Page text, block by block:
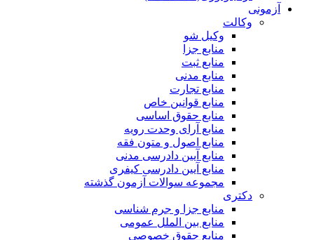
آزمونی
وکالت
وکیل شو
منابع جزا
منابع ثبت
منابع مدنی
منابع تجارت
منابع قوانین خاص
منابع حقوق اساسی
منابع آرای وحدت رویه
منابع اصول و متون فقه
منابع آیین دادرسی مدنی
منابع آیین دادرسی کیفری
مجموعه سوالات آزمون گذشته
دکتری
منابع جزا و جرم شناسی
منابع بین الملل عمومی
منابع حقوق خصوصی